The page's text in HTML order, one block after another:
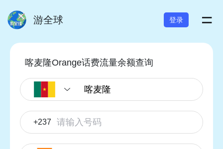
游全球 登录 =
喀麦隆Orange话费流量余额查询
+237